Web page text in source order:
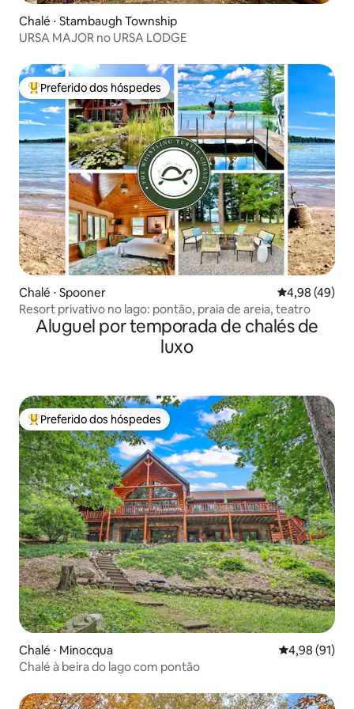
Chalé ⋅ Stambaugh Township
URSA MAJOR no URSA LODGE
Entre os melhores preferidos dos hóspedes
Preferido dos hóspedes
Chalé ⋅ Spooner 4,98 de uma
4,98 (49)
Resort privativo no lago: pontão, praia de areia, teatro
Aluguel por temporada de chalés de
luxo
Entre os melhores preferidos dos hóspedes
Preferido dos hóspedes
Chalé ⋅ Minocqua 4,98 de uma
4,98 (91)
Chalé à beira do lago com pontão